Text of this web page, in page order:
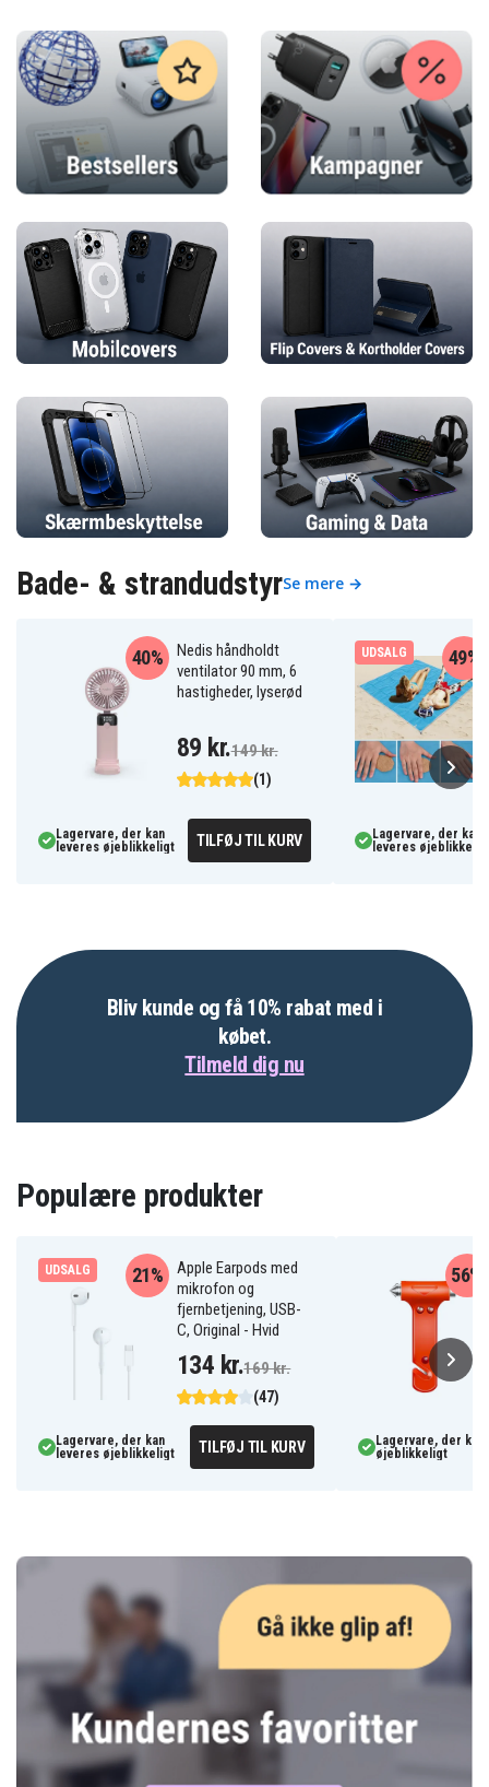
Bade- & strandudstyrSe mere →
Nedis håndholdt
ventilator 90 mm, 6
hastigheder, lyserød
(1)
40%
89 kr.149 kr.
Lagervare, der kan
leveres øjeblikkeligt
TILFØJ TIL KURV
UDSALG 49%
Lagervare, der kan
leveres
Bliv kunde og få 10% rabat med i
købet.
Tilmeld dig nu
Populære produkter
UDSALG
Apple Earpods med
mikrofon og
fjernbetjening, USB-
C, Original - Hvid
(47)
21%
134 kr.169 kr.
Lagervare, der kan
leveres øjeblikkeligt
TILFØJ TIL KURV
56%
Lagervare, der kan
øjeblikkeligt